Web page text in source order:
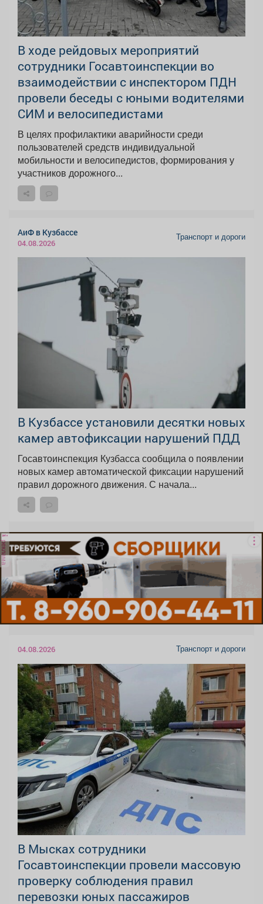
В ходе рейдовых мероприятий
сотрудники Госавтоинспекции во
взаимодействии с инспектором ПДН
провели беседы с юными водителями
СИМ и велосипедистами
В целях профилактики аварийности среди
пользователей средств индивидуальной
мобильности и велосипедистов, формирования у
участников дорожного...
АиФ в Кузбассе
04.08.2026
Транспорт и дороги
В Кузбассе установили десятки новых
камер автофиксации нарушений ПДД
Госавтоинспекция Кузбасса сообщила о появлении
новых камер автоматической фиксации нарушений
правил дорожного движения. С начала...
реклама
04.08.2026 Транспорт и дороги
В Мысках сотрудники
Госавтоинспекции провели массовую
проверку соблюдения правил
перевозки юных пассажиров